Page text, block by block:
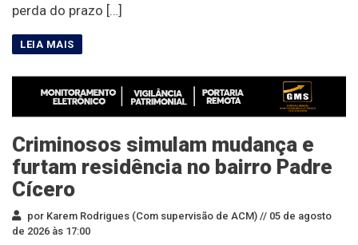
perda do prazo […]
Criminosos simulam mudança e
furtam residência no bairro Padre
Cícero
por Karem Rodrigues (Com supervisão de ACM) // 05 de agosto
de 2026 às 17:00